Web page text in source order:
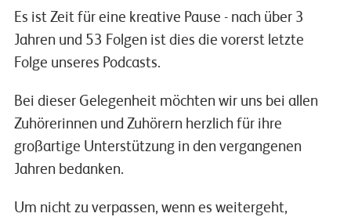
Es ist Zeit für eine kreative Pause - nach über 3
Jahren und 53 Folgen ist dies die vorerst letzte
Folge unseres Podcasts.
Bei dieser Gelegenheit möchten wir uns bei allen
Zuhörerinnen und Zuhörern herzlich für ihre
großartige Unterstützung in den vergangenen
Jahren bedanken.
Um nicht zu verpassen, wenn es weitergeht,